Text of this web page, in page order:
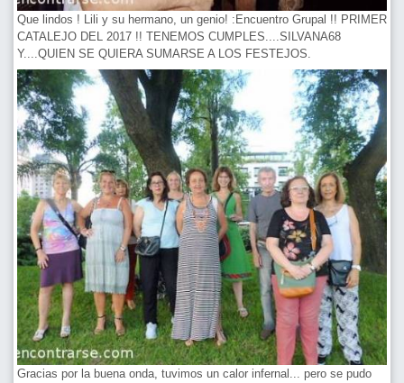
Que lindos ! Lili y su hermano, un genio! :Encuentro Grupal !! PRIMER
CATALEJO DEL 2017 !! TENEMOS CUMPLES....SILVANA68
Y....QUIEN SE QUIERA SUMARSE A LOS FESTEJOS.
Gracias por la buena onda, tuvimos un calor infernal... pero se pudo